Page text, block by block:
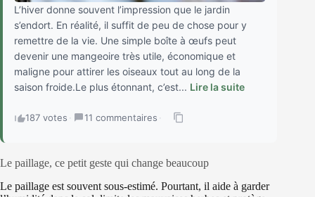
L’hiver donne souvent l’impression que le jardin
s’endort. En réalité, il suffit de peu de chose pour y
remettre de la vie. Une simple boîte à œufs peut
devenir une mangeoire très utile, économique et
maligne pour attirer les oiseaux tout au long de la
saison froide.Le plus étonnant, c’est... Lire la suite
187 votes · 11 commentaires ·
Le paillage, ce petit geste qui change beaucoup
Le paillage est souvent sous-estimé. Pourtant, il aide à garder